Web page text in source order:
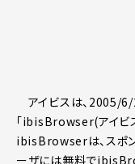
アイビスは、2005/6/
「ibisBrowser(アイビ
ibisBrowserは、スポ
ーザには無料で